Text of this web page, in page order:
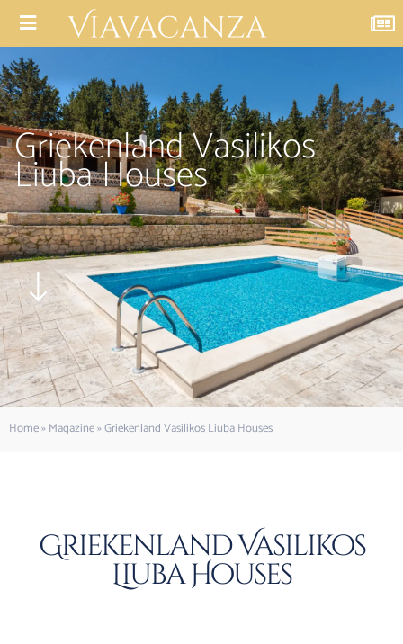
Griekenland Vasilikos
Liuba Houses
Home»Magazine»Griekenland Vasilikos Liuba Houses
Griekenland Vasilikos
Liuba Houses